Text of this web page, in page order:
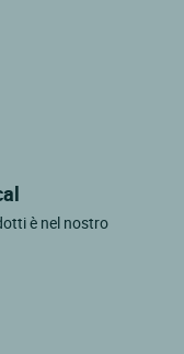
è nel nostro